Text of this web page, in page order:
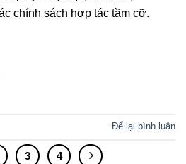
chính sách hợp tác tầm cỡ.
Để lại bình luận
3 4